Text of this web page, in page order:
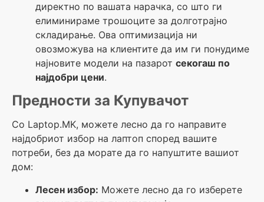
директно по вашата нарачка, со што ги
елиминираме трошоците за долготрајно
складирање. Ова оптимизација ни
овозможува на клиентите да им ги понудиме
најновите модели на пазарот секогаш по
најдобри цени.
Предности за Купувачот
Со Laptop.MK, можете лесно да го направите
најдобриот избор на лаптоп според вашите
потреби, без да морате да го напуштите вашиот
дом:
Лесен избор: Можете лесно да го изберете